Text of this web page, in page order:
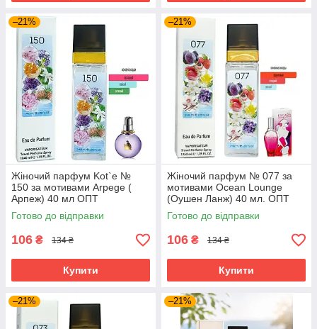
–21%
Жіночий парфум Kot`e №
150 за мотивами Arpege (
Арпеж) 40 мл ОПТ
Готово до відправки
106 ₴ 134 ₴
Купити
–21%
Жіночий парфум № 077 за
мотивами Ocean Lounge
(Оушен Ланж) 40 мл. ОПТ
Готово до відправки
106 ₴ 134 ₴
Купити
–21% –21%